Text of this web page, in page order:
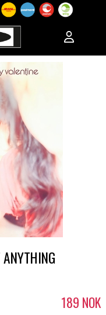
189 NOK